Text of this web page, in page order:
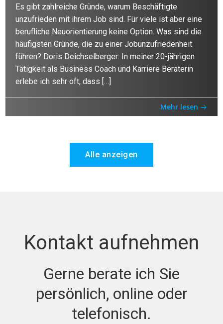
Es gibt zahlreiche Gründe, warum Beschäftigte
unzufrieden mit ihrem Job sind. Für viele ist aber eine
berufliche Neuorientierung keine Option. Was sind die
häufigsten Gründe, die zu einer Jobunzufriedenheit
führen? Doris Deichselberger: In meiner 20-jährigen
Tätigkeit als Business Coach und Karriere Beraterin
erlebe ich sehr oft, dass […]
Mehr lesen
Alle anzeigen
Kontakt aufnehmen
Gerne berate ich Sie
persönlich, online oder
telefonisch.